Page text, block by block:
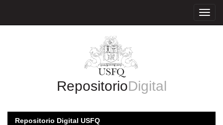
RepositorioDigital
Repositorio Digital USFQ